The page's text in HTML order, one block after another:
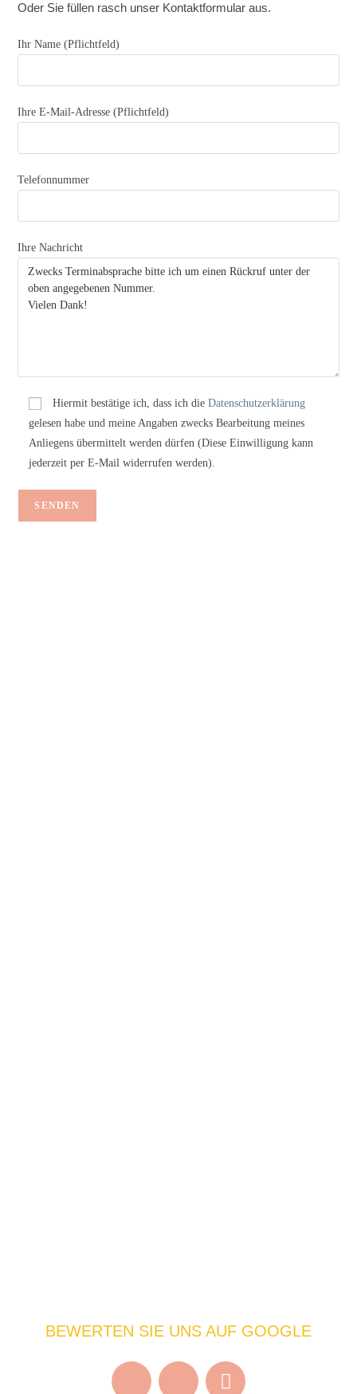
Oder Sie füllen rasch unser Kontaktformular aus.
Ihr Name (Pflichtfeld)
Ihre E-Mail-Adresse (Pflichtfeld)
Telefonnummer
Ihre Nachricht
Hiermit bestätige ich, dass ich dieDatenschutzerklärung
gelesen habe und meine Angaben zwecks Bearbeitung meines
Anliegens übermittelt werden dürfen (Diese Einwilligung kann
jederzeit per E-Mail widerrufen werden).
BEWERTEN SIE UNS AUF GOOGLE